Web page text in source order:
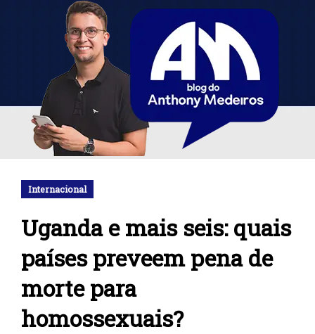
Internacional
Uganda e mais seis: quais
países preveem pena de
morte para
homossexuais?